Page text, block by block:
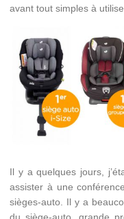
avant tout simples à
Il y a quelques jours,
assister à une
sièges-auto. Il y a